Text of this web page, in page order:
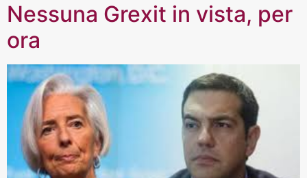
Nessuna Grexit in vista, per
ora